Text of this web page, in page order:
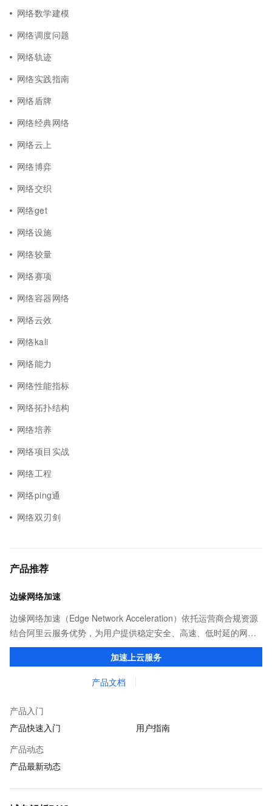
网络数学建模
网络调度问题
网络轨迹
网络实践指南
网络盾牌
网络经典网络
网络云上
网络博弈
网络交织
网络get
网络设施
网络较量
网络赛项
网络容器网络
网络云效
网络kali
网络能力
网络性能指标
网络拓扑结构
网络培养
网络项目实战
网络工程
网络ping通
网络双刃剑
产品推荐
边缘网络加速
边缘网络加速（Edge Network Acceleration）依托运营商合规资源
结合阿里云服务优势，为用户提供稳定安全、高速、低时延的网络
传输，解决客户不同站点的连接、组网、数据安全传输、业务质量
加速上云服务
产品文档
产品入门
产品快速入门
用户指南
产品动态
产品最新动态